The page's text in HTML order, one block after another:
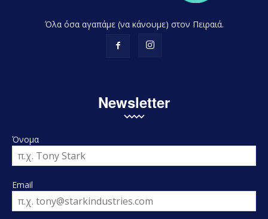
Όλα όσα αγαπάμε (να κάνουμε) στον Πειραιά.
Newsletter
Όνομα
Email